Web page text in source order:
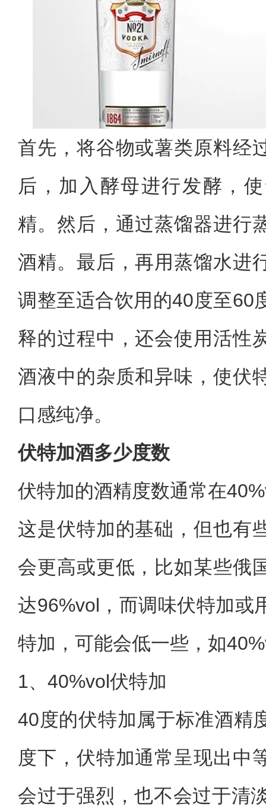
首先，将谷物或薯类原料经
后，加入酵母进行发酵，
精。然后，通过蒸馏器进行
酒精。最后，再用蒸馏水进
调整至适合饮用的40度至60
释的过程中，还会使用活性
酒液中的杂质和异味，使伏
口感纯净。
伏特加酒多少度数
伏特加的酒精度数通常在
这是伏特加的基础，但也有
会更高或更低，比如某些俄
达96%vol，而调味伏特加或
特加，可能会低一些，如
1、40%vol伏特加
40度的伏特加属于标准酒精
度下，伏特加通常呈现出中
会过于强烈，也不会过于清